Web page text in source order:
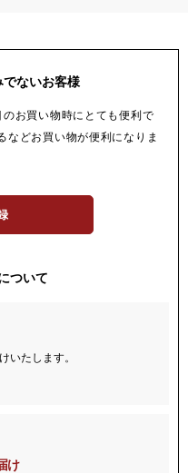
でないお客様
お買い物時にとても便利で
などお買い物が便利になりま
ついて
いたします。
け